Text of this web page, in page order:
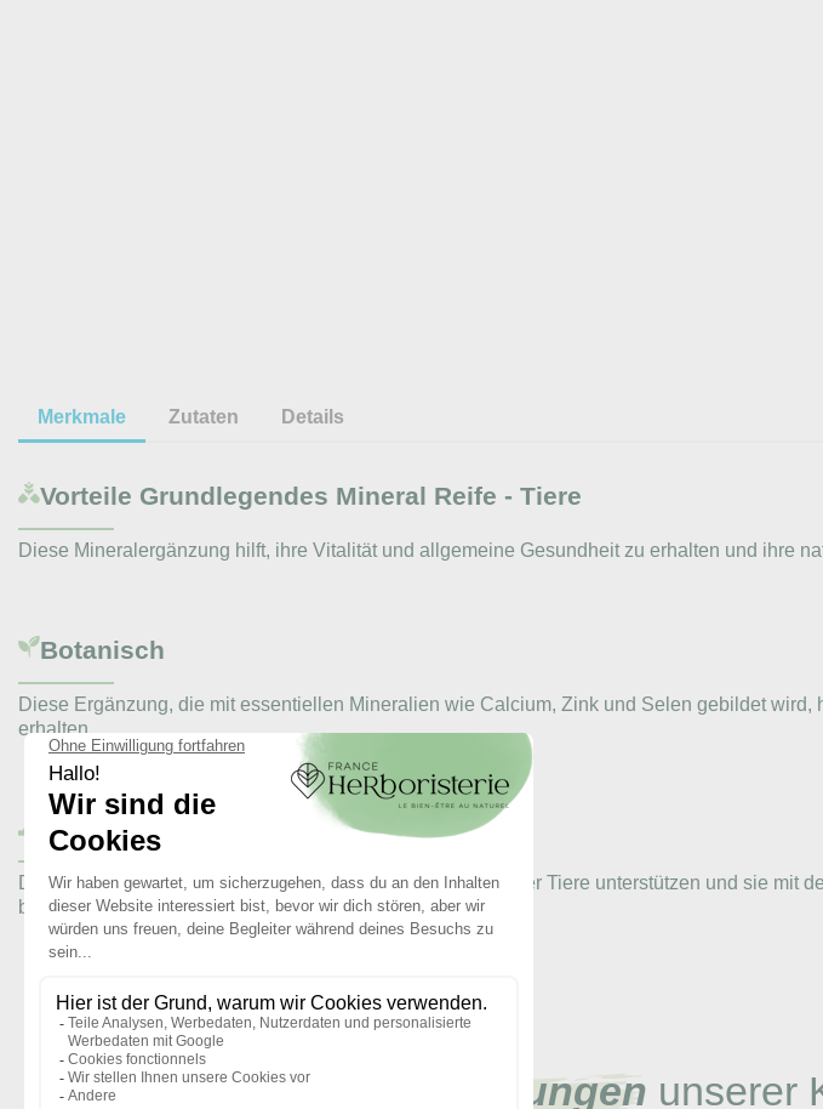
Merkmale Zutaten Details
Vorteile Grundlegendes Mineral Reife - Tiere
Diese Mineralergänzung hilft, ihre Vitalität und allgemeine Gesundheit zu erhalten und ihre
Botanisch
Diese Ergänzung, die mit essentiellen Mineralien wie Calcium, Zink und Selen gebildet
erhalten.
Ergänzungen / Geschichte
Dieses Mineralstoffpräparat soll die Gesundheit erwachsener Tiere unterstützen und sie mit
benötigen.
Die Meinungen unserer